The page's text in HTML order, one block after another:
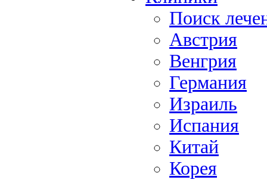
Поиск
Австрия
Венгрия
Германия
Израиль
Испания
Китай
Корея